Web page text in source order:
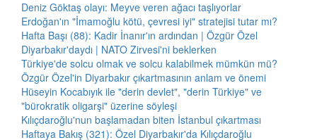
Deniz Göktaş olayı: Meyve veren ağacı taşlıyorlar
Erdoğan'ın "İmamoğlu kötü, çevresi iyi" stratejisi tutar mı?
Hafta Başı (88): Kadir İnanır'ın ardından | Özgür Özel
Diyarbakır'daydı | NATO Zirvesi'ni beklerken
Türkiye'de solcu olmak ve solcu kalabilmek mümkün mü?
Özgür Özel'in Diyarbakır çıkartmasının anlam ve önemi
Hüseyin Kocabıyık ile "derin devlet", "derin Türkiye" ve
"bürokratik oligarşi" üzerine söyleşi
Kılıçdaroğlu'nun başlamadan biten İstanbul çıkartması
Haftaya Bakış (321): Özel Diyarbakır'da Kılıçdaroğlu